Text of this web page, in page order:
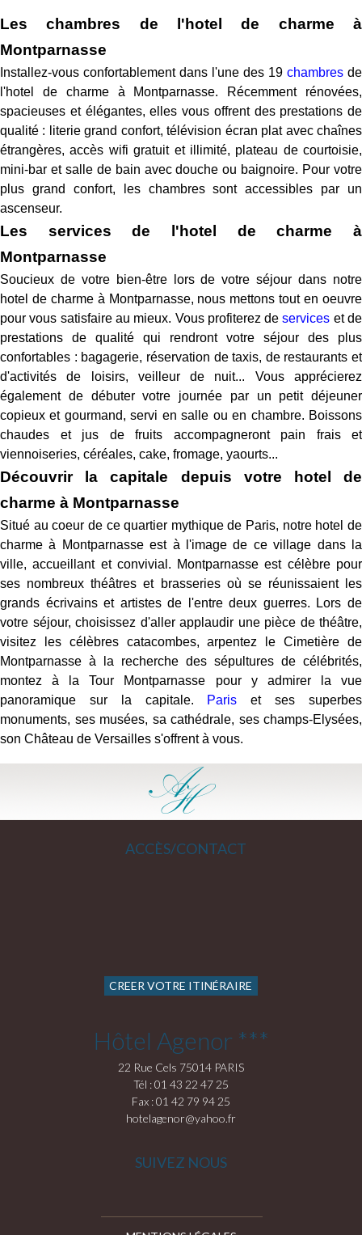
Les chambres de l'hotel de charme à
Montparnasse
Installez-vous confortablement dans l'une des 19 chambres de
l'hotel de charme à Montparnasse. Récemment rénovées,
spacieuses et élégantes, elles vous offrent des prestations de
qualité : literie grand confort, télévision écran plat avec chaînes
étrangères, accès wifi gratuit et illimité, plateau de courtoisie,
mini-bar et salle de bain avec douche ou baignoire. Pour votre
plus grand confort, les chambres sont accessibles par un
ascenseur.
Les services de l'hotel de charme à
Montparnasse
Soucieux de votre bien-être lors de votre séjour dans notre
hotel de charme à Montparnasse, nous mettons tout en oeuvre
pour vous satisfaire au mieux. Vous profiterez deservices et de
prestations de qualité qui rendront votre séjour des plus
confortables : bagagerie, réservation de taxis, de restaurants et
d'activités de loisirs, veilleur de nuit... Vous apprécierez
également de débuter votre journée par un petit déjeuner
copieux et gourmand, servi en salle ou en chambre. Boissons
chaudes et jus de fruits accompagneront pain frais et
viennoiseries, céréales, cake, fromage, yaourts...
Découvrir la capitale depuis votre hotel de
charme à Montparnasse
Situé au coeur de ce quartier mythique de Paris, notre hotel de
charme à Montparnasse est à l'image de ce village dans la
ville, accueillant et convivial. Montparnasse est célèbre pour
ses nombreux théâtres et brasseries où se réunissaient les
grands écrivains et artistes de l'entre deux guerres. Lors de
votre séjour, choisissez d'aller applaudir une pièce de théâtre,
visitez les célèbres catacombes, arpentez le Cimetière de
Montparnasse à la recherche des sépultures de célébrités,
montez à la Tour Montparnasse pour y admirer la vue
panoramique sur la capitale. Paris et ses superbes
monuments, ses musées, sa cathédrale, ses champs-Elysées,
son Château de Versailles s'offrent à vous.
ACCÈS/CONTACT
CREER VOTRE ITINÉRAIRE
Hôtel Agenor ***
22 Rue Cels 75014 PARIS
Tél : 01 43 22 47 25
Fax : 01 42 79 94 25
hotelagenor@yahoo.fr
SUIVEZ NOUS